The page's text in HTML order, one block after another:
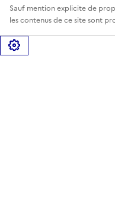
Sauf mention explicite de
les contenus de ce site sont
Gérer les cookies